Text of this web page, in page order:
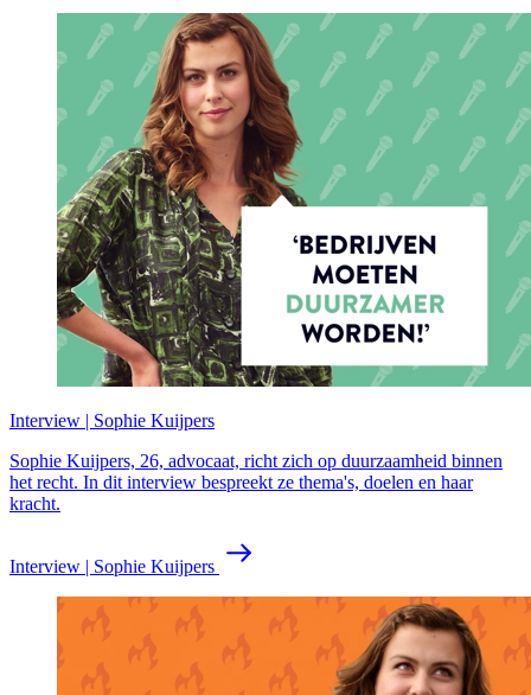
Interview | Sophie Kuijpers
Sophie Kuijpers, 26, advocaat, richt zich op duurzaamheid binnen
het recht. In dit interview bespreekt ze thema's, doelen en haar
kracht.
Interview | Sophie Kuijpers